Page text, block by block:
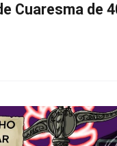
Cuaresma de